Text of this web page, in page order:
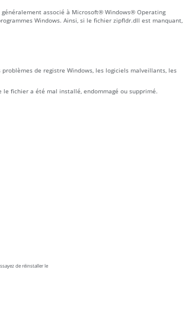
associé à Microsoft® Windows® Operating
Windows. Ainsi, si le fichier zipfldr.dll est manquant,
de registre Windows, les logiciels malveillants, les
fichier a été mal installé, endommagé ou supprimé.
de réinstaller le